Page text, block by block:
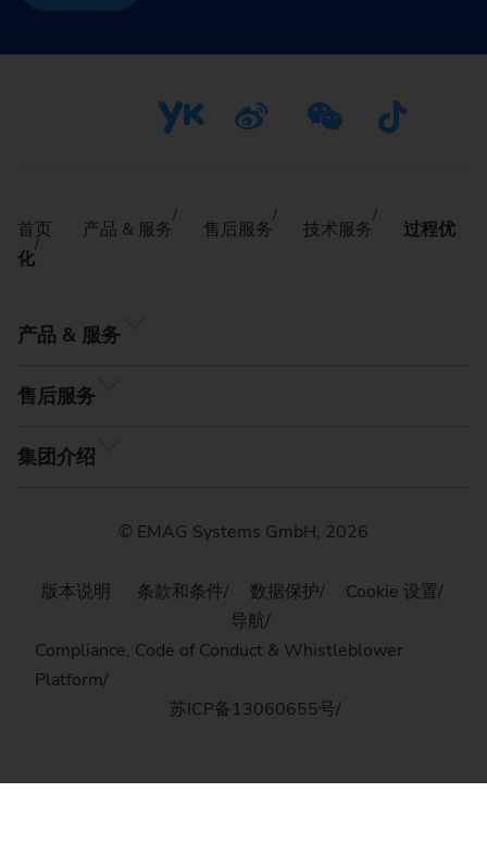
首页 产品 & 服务 售后服务 技术服务
过程优
化
产品 & 服务
售后服务
集团介绍
© EMAG Systems GmbH, 2026
版本说明 条款和条件 数据保护
Cookie 设置
导航
Compliance, Code of Conduct & Whistleblower
Platform
苏ICP备13060655号